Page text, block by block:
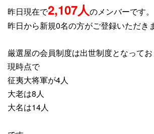
昨日現在で2,107人のメンバーです。
昨日から新規0名の方がご登録いただき
厳選屋の会員制度は出世制度となってお
現時点で
征夷大将軍が4人
大老は8人
大名は14人